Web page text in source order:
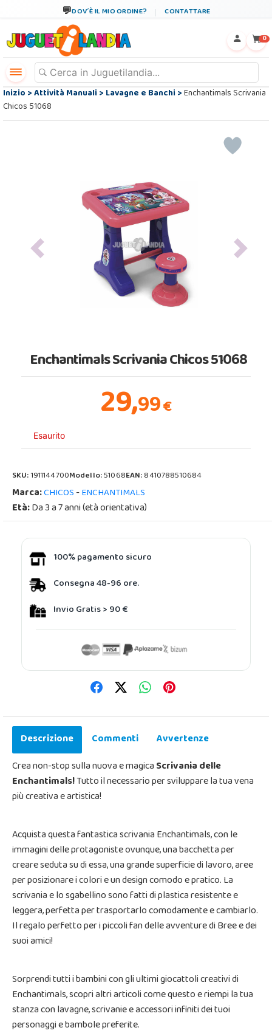
DOV´È IL MIO ORDINE? CONTATTARE
0
Inizio>Attività Manuali>Lavagne e Banchi>Enchantimals Scrivania
Chicos 51068
Previous Next
Enchantimals Scrivania Chicos 51068
29,99€
Esaurito
SKU:1911144700Modello:51068EAN:8410788510684
Marca:CHICOS-ENCHANTIMALS
Età:Da 3 a 7 anni (età orientativa)
100% pagamento sicuro
Consegna 48-96 ore.
Invio Gratis > 90 €
Descrizione Commenti
Avvertenze
Crea non-stop sulla nuova e magicaScrivania delle
Enchantimals!Tutto il necessario per sviluppare la tua vena
più creativa e artistica!
Acquista questa fantastica scrivania Enchantimals, con le
immagini delle protagoniste ovunque, una bacchetta per
creare seduta su di essa, una grande superficie di lavoro, aree
per posizionare i colori e un design comodo e pratico. La
scrivania e lo sgabellino sono fatti di plastica resistente e
leggera, perfetta per trasportarlo comodamente e cambiarlo.
Il regalo perfetto per i piccoli fan delle avventure di Bree e dei
suoi amici!
Sorprendi tutti i bambini con gli ultimi giocattoli creativi di
Enchantimals, scopri altri articoli come questo e riempi la tua
stanza con lavagne, scrivanie e accessori infiniti dei tuoi
personaggi e bambole preferite.